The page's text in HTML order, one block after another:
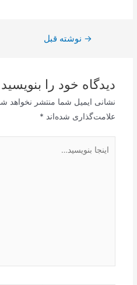
راهبری
→ نوشته قبل
دیدگاه‌ خود را بنویسید
نشانی ایمیل شما منتشر نخواهد
علامت‌گذاری شده‌اند *
بنویسید…